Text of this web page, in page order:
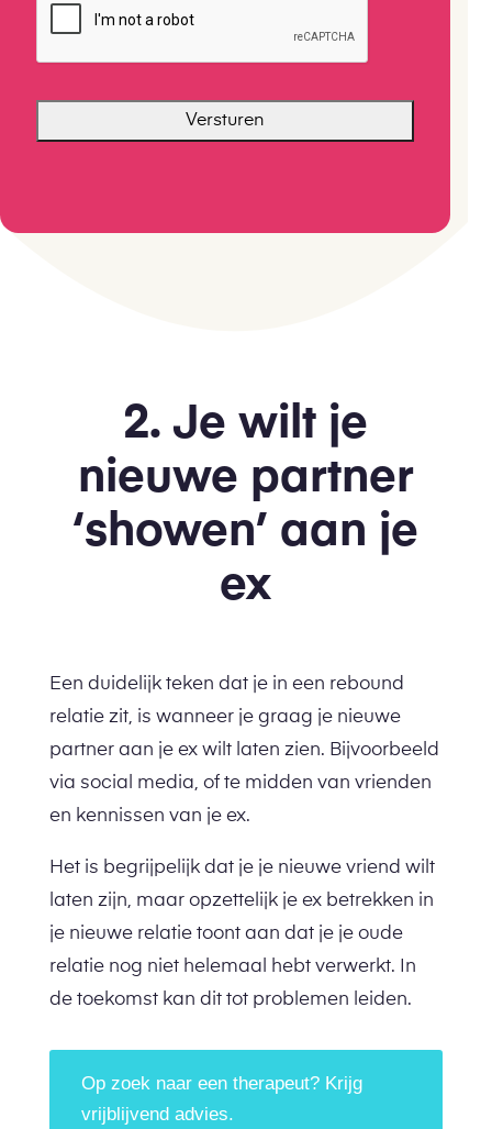
2. Je wilt je
nieuwe partner
‘showen’ aan je
ex
Een duidelijk teken dat je in een rebound
relatie zit, is wanneer je graag je nieuwe
partner aan je ex wilt laten zien. Bijvoorbeeld
via social media, of te midden van vrienden
en kennissen van je ex.
Het is begrijpelijk dat je je nieuwe vriend wilt
laten zijn, maar opzettelijk je ex betrekken in
je nieuwe relatie toont aan dat je je oude
relatie nog niet helemaal hebt verwerkt. In
de toekomst kan dit tot problemen leiden.
Op zoek naar een therapeut? Krijg
vrijblijvend advies.